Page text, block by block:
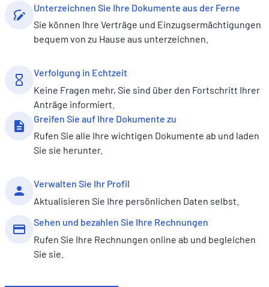
Unterzeichnen Sie Ihre Dokumente aus der Ferne
Sie können Ihre Verträge und Einzugsermächtigungen
bequem von zu Hause aus unterzeichnen.
Verfolgung in Echtzeit
Keine Fragen mehr, Sie sind über den Fortschritt Ihrer
Anträge informiert.
Greifen Sie auf Ihre Dokumente zu
Rufen Sie alle Ihre wichtigen Dokumente ab und laden
Sie sie herunter.
Verwalten Sie Ihr Profil
Aktualisieren Sie Ihre persönlichen Daten selbst.
Sehen und bezahlen Sie Ihre Rechnungen
Rufen Sie Ihre Rechnungen online ab und begleichen
Sie sie.